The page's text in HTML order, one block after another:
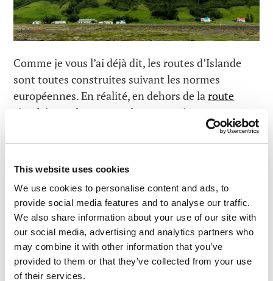
This website uses cookies
We use cookies to personalise content and ads, to
provide social media features and to analyse our traffic.
We also share information about your use of our site with
our social media, advertising and analytics partners who
may combine it with other information that you’ve
provided to them or that they’ve collected from your use
of their services.
Comme je vous l’ai déjà dit, les routes d’Islande
sont toutes construites suivant les normes
européennes. En réalité, en dehors de laroute
circulaire
et des routes alentours, où nous pouvons
trouver des centres et des endroits touristiques
populaires, les routes d’Islande sont vraiment
coup, les entreprises de location de voiture vous
proposent des assurances en cas d’enlisement (ou
pire, de « noyade ») de votre véhicule sur des
routes secondaires.